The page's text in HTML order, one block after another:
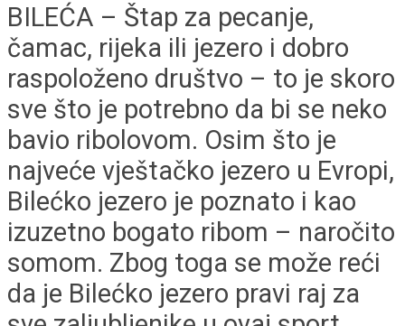
BILEĆA – Štap za pecanje,
čamac, rijeka ili jezero i dobro
raspoloženo društvo – to je skoro
sve što je potrebno da bi se neko
bavio ribolovom. Osim što je
najveće vještačko jezero u Evropi,
Bilećko jezero je poznato i kao
izuzetno bogato ribom – naročito
somom. Zbog toga se može reći
da je Bilećko jezero pravi raj za